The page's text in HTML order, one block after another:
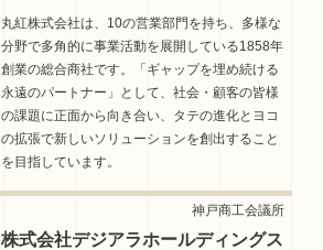
株式会社デジアラホールディングス
丸紅株式会社は、10の営業部門を持ち、多様な
分野で多角的に事業活動を展開している1858年
創業の総合商社です。「ギャップを埋め続ける
永遠のパートナー」として、社会・顧客の皆様
の課題に正面から向き合い、タテの進化とヨコ
の拡張で新しいソリューションを創出すること
を目指しています。